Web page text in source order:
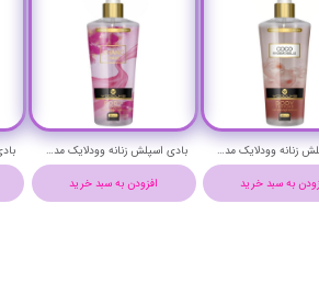
بادی اسپلش زنانه وودلایک مدل لالیک لامور حجم 250 میلی لیتر - WOODLIKE LALIQUE LAMOUR BODY SPLASH
افزودن به سبد خرید
بادی اسپلش زنانه وودلایک مدل شیسیدو زن حجم 250 میلی لیتر - WOODLIKE SHISEIDO ZEN BODY SPLASH
به سبد خرید